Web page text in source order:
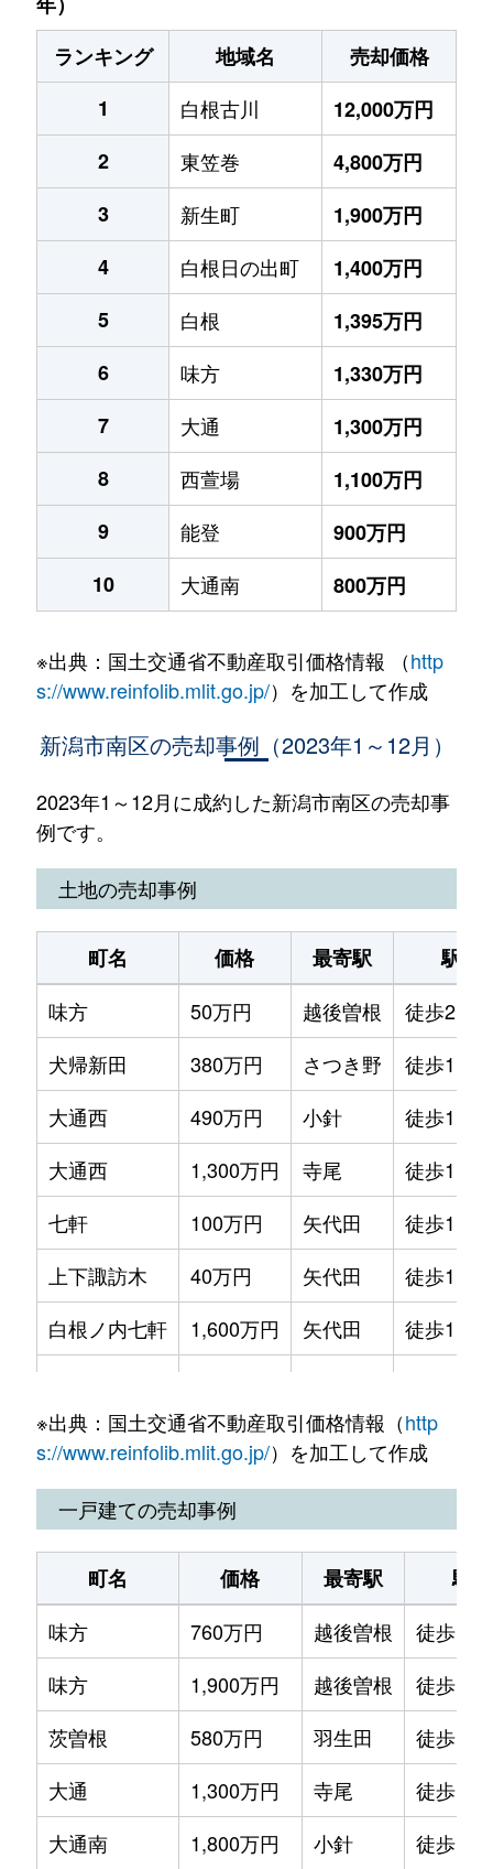
ランキング
地域名
売却価格
1
白根古川
12,000万円
2
東笠巻
4,800万円
3
新生町
1,900万円
4
白根日の出町
1,400万円
5
白根
1,395万円
6
味方
1,330万円
7
大通
1,300万円
8
西萱場
1,100万円
9
能登
900万円
10
大通南 800万円
※出典：国土交通省不動産取引価格情報 （http
s://www.reinfolib.mlit.go.jp/）を加工して作成
新潟市南区の売却事例（2023年1～12月）
2023年1～12月に成約した新潟市南区の売却事
例です。
土地の売却事例
町名 価格 最寄駅
駅徒
味方
50万円 越後曽根
徒歩2時
犬帰新田
380万円 さつき野
徒歩1時
大通西
490万円 小針
徒歩1時
大通西
1,300万円 寺尾
徒歩1時
七軒
100万円 矢代田
徒歩1時
上下諏訪木
40万円 矢代田
徒歩1時
白根ノ内七軒
1,600万円 矢代田
徒歩1時
親和町
250万円 矢代田
徒歩1時
親和町
550万円 矢代田
徒歩1時
杉菜
670万円 矢代田
徒歩1時
西白根
170万円
徒歩2時
能登
460万円 矢代田
徒歩1時
能登
770万円 矢代田
徒歩1時
能登
380万円 矢代田
徒歩1時
松橋
250万円 寺尾
徒歩1時
松橋
710万円 寺尾 徒歩1時
※出典：国土交通省不動産取引価格情報（http
s://www.reinfolib.mlit.go.jp/）を加工して作成
一戸建ての売却事例
町名 価格 最寄駅
駅
味方
760万円 越後曽根
徒歩1時
味方
1,900万円 越後曽根
徒歩1時
茨曽根
580万円 羽生田
徒歩1時
大通
1,300万円 寺尾
徒歩1時
大通南
1,800万円 小針 徒歩1時